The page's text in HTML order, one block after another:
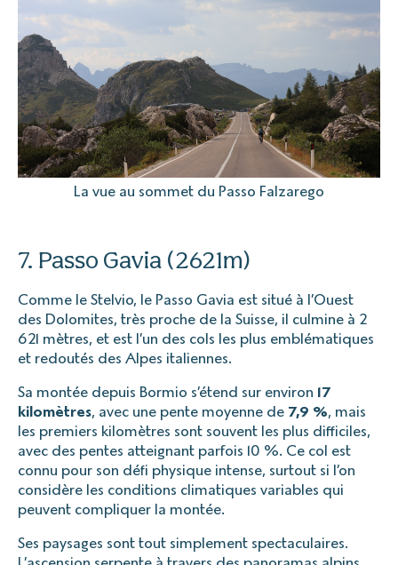
La vue au sommet du Passo Falzarego
7. Passo Gavia (2621m)
Comme le Stelvio, le Passo Gavia est situé à l’Ouest
des Dolomites, très proche de la Suisse, il culmine à 2
621 mètres, et est l’un des cols les plus emblématiques
et redoutés des Alpes italiennes.
Sa montée depuis Bormio s’étend sur environ 17
kilomètres, avec une pente moyenne de 7,9 %, mais
les premiers kilomètres sont souvent les plus difficiles,
avec des pentes atteignant parfois 10 %. Ce col est
connu pour son défi physique intense, surtout si l’on
considère les conditions climatiques variables qui
peuvent compliquer la montée.
Ses paysages sont tout simplement spectaculaires.